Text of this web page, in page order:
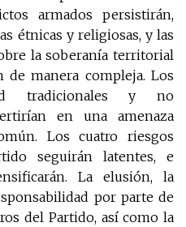
armados persistirán,
étnicas y religiosas, y las
la soberanía territorial
de manera compleja. Los
tradicionales y no
en una amenaza
Los cuatro riesgos
seguirán latentes, e
La elusión, la
por parte de
del Partido, así como la